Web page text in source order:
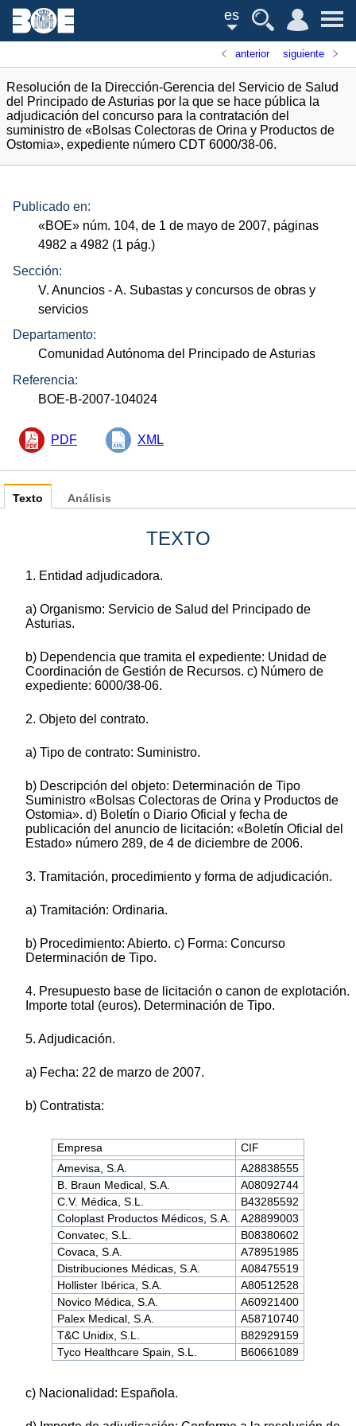
es
anterior siguiente
Resolución de la Dirección-Gerencia del Servicio de Salud
del Principado de Asturias por la que se hace pública la
adjudicación del concurso para la contratación del
suministro de «Bolsas Colectoras de Orina y Productos de
Ostomia», expediente número CDT 6000/38-06.
Publicado en:
«BOE» núm. 104, de 1 de mayo de 2007, páginas
4982 a 4982 (1 pág.)
Sección:
V. Anuncios - A. Subastas y concursos de obras y
servicios
Departamento:
Comunidad Autónoma del Principado de Asturias
Referencia:
BOE-B-2007-104024
PDF XML
Texto
TEXTO
1. Entidad adjudicadora.
a) Organismo: Servicio de Salud del Principado de
Asturias.
b) Dependencia que tramita el expediente: Unidad de
Coordinación de Gestión de Recursos. c) Número de
expediente: 6000/38-06.
2. Objeto del contrato.
a) Tipo de contrato: Suministro.
b) Descripción del objeto: Determinación de Tipo
Suministro «Bolsas Colectoras de Orina y Productos de
Ostomia». d) Boletín o Diario Oficial y fecha de
publicación del anuncio de licitación: «Boletín Oficial del
Estado» número 289, de 4 de diciembre de 2006.
3. Tramitación, procedimiento y forma de adjudicación.
a) Tramitación: Ordinaria.
b) Procedimiento: Abierto. c) Forma: Concurso
Determinación de Tipo.
4. Presupuesto base de licitación o canon de explotación.
Importe total (euros). Determinación de Tipo.
5. Adjudicación.
a) Fecha: 22 de marzo de 2007.
b) Contratista:
Empresa
CIF
Amevisa, S.A.
A28838555
B. Braun Medical, S.A.
A08092744
C.V. Médica, S.L.
B43285592
Coloplast Productos Médicos, S.A.
A28899003
Convatec, S.L.
B08380602
Covaca, S.A.
A78951985
Distribuciones Médicas, S.A.
A08475519
Hollister Ibérica, S.A.
A80512528
Novico Médica, S.A.
A60921400
Palex Medical, S.A.
A58710740
T&C Unidix, S.L.
B82929159
Tyco Healthcare Spain, S.L.
B60661089
c) Nacionalidad: Española.
Análisis